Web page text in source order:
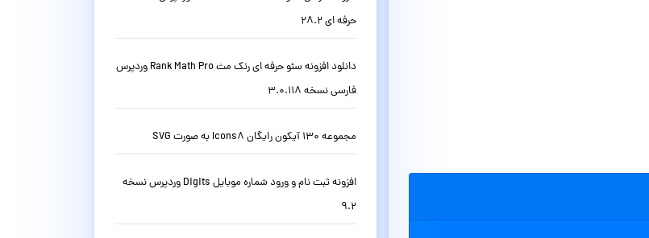
حرفه ای 28.2
دانلود افزونه سئو حرفه ای رنک مث Rank Math Pro وردپرس
فارسی نسخه 3.0.118
مجموعه 130 آیکون رایگان Icons8 به صورت SVG
افزونه ثبت نام و ورود شماره موبایل Digits وردپرس نسخه
9.2